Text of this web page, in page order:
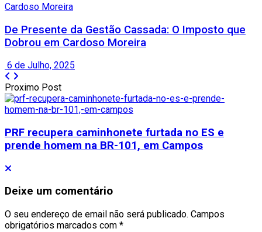
Cardoso Moreira
De Presente da Gestão Cassada: O Imposto que
Dobrou em Cardoso Moreira
6 de Julho, 2025
Proximo Post
PRF recupera caminhonete furtada no ES e
prende homem na BR-101, em Campos
Deixe um comentário
O seu endereço de email não será publicado. Campos
obrigatórios marcados com *